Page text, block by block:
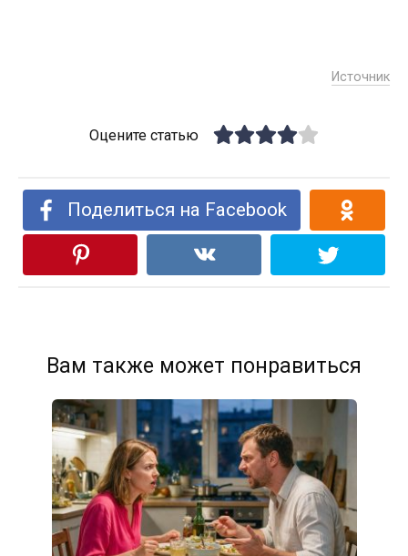
Источник
Оцените статью
Поделиться на Facebook
Вам также может понравиться